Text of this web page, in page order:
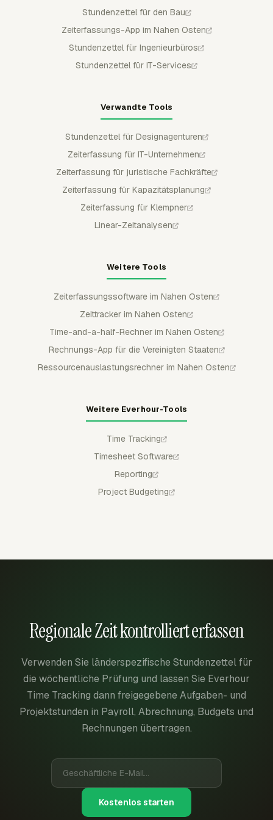
Stundenzettel für den Bau
Zeiterfassungs-App im Nahen Osten
Stundenzettel für Ingenieurbüros
Stundenzettel für IT-Services
Verwandte Tools
Stundenzettel für Designagenturen
Zeiterfassung für IT-Unternehmen
Zeiterfassung für juristische Fachkräfte
Zeiterfassung für Kapazitätsplanung
Zeiterfassung für Klempner
Linear-Zeitanalysen
Weitere Tools
Zeiterfassungssoftware im Nahen Osten
Zeittracker im Nahen Osten
Time-and-a-half-Rechner im Nahen Osten
Rechnungs-App für die Vereinigten Staaten
Ressourcenauslastungsrechner im Nahen Osten
Weitere Everhour-Tools
Time Tracking
Timesheet Software
Reporting
Project Budgeting
Regionale Zeit kontrolliert erfassen
Verwenden Sie länderspezifische Stundenzettel für
die wöchentliche Prüfung und lassen Sie Everhour
Time Tracking dann freigegebene Aufgaben- und
Projektstunden in Payroll, Abrechnung, Budgets und
Rechnungen übertragen.
Kostenlos starten